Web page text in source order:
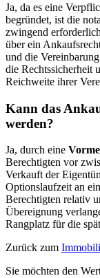
Ja, da es eine
begründet, ist die
zwingend
über ein
und die
die Rechtssicherheit
Reichweite ihrer
Kann das
werden?
Ja, durch eine
Berechtigten vor
Verkauft der
Optionslaufzeit an
Berechtigten relativ
Übereignung
Rangplatz für die
Zurück zum
Sie möchten den